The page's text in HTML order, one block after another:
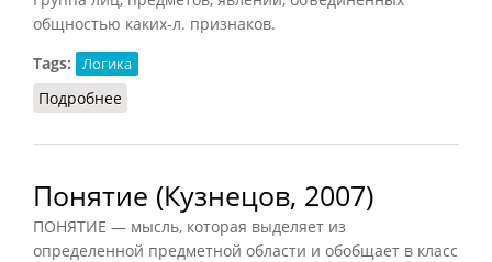
общностью каких-л. признаков.
Tags:
Логика
Подробнее
Понятие (Кузнецов, 2007)
ПОНЯТИЕ — мысль, которая выделяет из
определенной предметной области и обобщает в класс